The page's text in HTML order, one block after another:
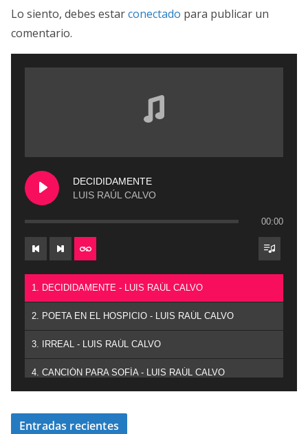
Lo siento, debes estarconectado para publicar un
comentario.
DECIDIDAMENTE
LUIS RAÚL CALVO
00:00
1. DECIDIDAMENTE - LUIS RAÚL CALVO
2. POETA EN EL HOSPICIO - LUIS RAÚL CALVO
3. IRREAL - LUIS RAÚL CALVO
4. CANCIÓN PARA SOFÍA - LUIS RAÚL CALVO
Entradas recientes